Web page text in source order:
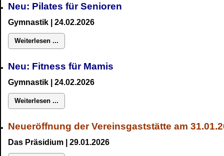
Neu: Pilates für Senioren
Gymnastik | 24.02.2026
Weiterlesen ...
Neu: Fitness für Mamis
Gymnastik | 24.02.2026
Weiterlesen ...
Neueröffnung der Vereinsgaststätte am
Das Präsidium | 29.01.2026